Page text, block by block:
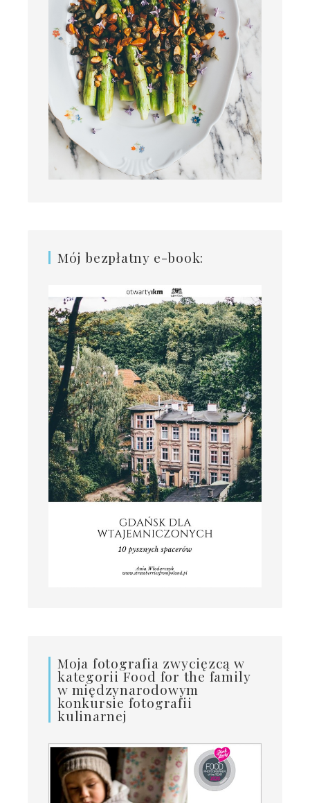
Mój bezpłatny e-book:
Moja fotografia zwycięzcą w
kategorii Food for the family
w międzynarodowym
konkursie fotografii
kulinarnej